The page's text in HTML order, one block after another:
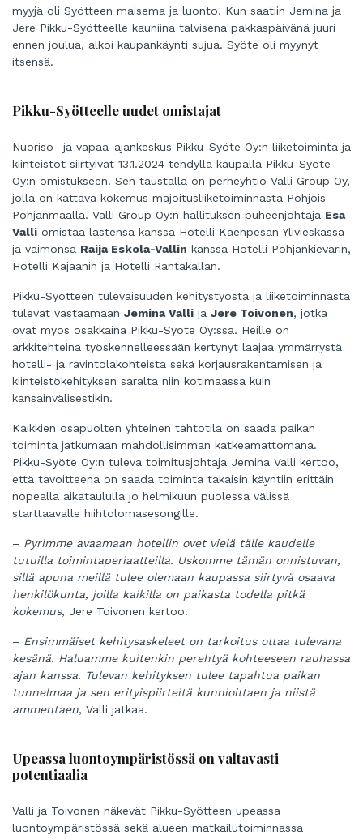
myyjä oli Syötteen maisema ja luonto. Kun saatiin Jemina ja
Jere Pikku-Syötteelle kauniina talvisena pakkaspäivänä juuri
ennen joulua, alkoi kaupankäynti sujua. Syöte oli myynyt
itsensä.
Pikku-Syötteelle uudet omistajat
Nuoriso- ja vapaa-ajankeskus Pikku-Syöte Oy:n liiketoiminta ja
kiinteistöt siirtyivät 13.1.2024 tehdyllä kaupalla Pikku-Syöte
Oy:n omistukseen. Sen taustalla on perheyhtiö Valli Group Oy,
jolla on kattava kokemus majoitusliiketoiminnasta Pohjois-
Pohjanmaalla. Valli Group Oy:n hallituksen puheenjohtaja Esa
Valli omistaa lastensa kanssa Hotelli Käenpesän Ylivieskassa
ja vaimonsa Raija Eskola-Vallin kanssa Hotelli Pohjankievarin,
Hotelli Kajaanin ja Hotelli Rantakallan.
Pikku-Syötteen tulevaisuuden kehitystyöstä ja liiketoiminnasta
tulevat vastaamaan Jemina Valli ja Jere Toivonen, jotka
ovat myös osakkaina Pikku-Syöte Oy:ssä. Heille on
arkkitehteina työskennelleessään kertynyt laajaa ymmärrystä
hotelli- ja ravintolakohteista sekä korjausrakentamisen ja
kiinteistökehityksen saralta niin kotimaassa kuin
kansainvälisestikin.
Kaikkien osapuolten yhteinen tahtotila on saada paikan
toiminta jatkumaan mahdollisimman katkeamattomana.
Pikku-Syöte Oy:n tuleva toimitusjohtaja Jemina Valli kertoo,
että tavoitteena on saada toiminta takaisin käyntiin erittäin
nopealla aikataululla jo helmikuun puolessa välissä
starttaavalle hiihtolomasesongille.
– Pyrimme avaamaan hotellin ovet vielä tälle kaudelle
tutuilla toimintaperiaatteilla. Uskomme tämän onnistuvan,
sillä apuna meillä tulee olemaan kaupassa siirtyvä osaava
henkilökunta, joilla kaikilla on paikasta todella pitkä
kokemus, Jere Toivonen kertoo.
– Ensimmäiset kehitysaskeleet on tarkoitus ottaa tulevana
kesänä. Haluamme kuitenkin perehtyä kohteeseen rauhassa
ajan kanssa. Tulevan kehityksen tulee tapahtua paikan
tunnelmaa ja sen erityispiirteitä kunnioittaen ja niistä
ammentaen, Valli jatkaa.
Upeassa luontoympäristössä on valtavasti
potentiaalia
Valli ja Toivonen näkevät Pikku-Syötteen upeassa
luontoympäristössä sekä alueen matkailutoiminnassa